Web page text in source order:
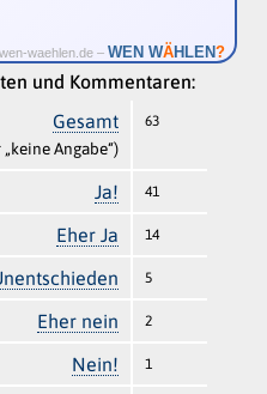
wen-waehlen.de – WEN WÄHLEN?
und Kommentaren:
Gesamt
Angabe“)
63
Ja! 41
Eher Ja 14
5
Eher nein 2
Nein! 1